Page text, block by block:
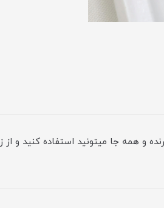
و همه جا میتونید استفاده کنید